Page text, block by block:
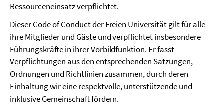
Ressourceneinsatz verpflichtet.
Dieser Code of Conduct der Freien Universität gilt für alle
ihre Mitglieder und Gäste und verpflichtet insbesondere
Führungskräfte in ihrer Vorbildfunktion. Er fasst
Verpflichtungen aus den entsprechenden Satzungen,
Ordnungen und Richtlinien zusammen, durch deren
Einhaltung wir eine respektvolle, unterstützende und
inklusive Gemeinschaft fördern.